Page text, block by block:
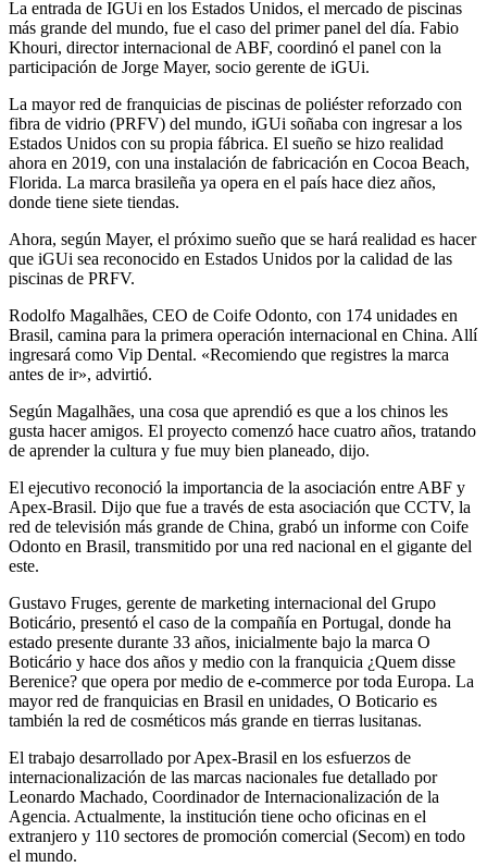
La entrada de IGUi en los Estados Unidos, el mercado de piscinas
más grande del mundo, fue el caso del primer panel del día. Fabio
Khouri, director internacional de ABF, coordinó el panel con la
participación de Jorge Mayer, socio gerente de iGUi.
La mayor red de franquicias de piscinas de poliéster reforzado con
fibra de vidrio (PRFV) del mundo, iGUi soñaba con ingresar a los
Estados Unidos con su propia fábrica. El sueño se hizo realidad
ahora en 2019, con una instalación de fabricación en Cocoa Beach,
Florida. La marca brasileña ya opera en el país hace diez años,
donde tiene siete tiendas.
Ahora, según Mayer, el próximo sueño que se hará realidad es hacer
que iGUi sea reconocido en Estados Unidos por la calidad de las
piscinas de PRFV.
Rodolfo Magalhães, CEO de Coife Odonto, con 174 unidades en
Brasil, camina para la primera operación internacional en China. Allí
ingresará como Vip Dental. «Recomiendo que registres la marca
antes de ir», advirtió.
Según Magalhães, una cosa que aprendió es que a los chinos les
gusta hacer amigos. El proyecto comenzó hace cuatro años, tratando
de aprender la cultura y fue muy bien planeado, dijo.
El ejecutivo reconoció la importancia de la asociación entre ABF y
Apex-Brasil. Dijo que fue a través de esta asociación que CCTV, la
red de televisión más grande de China, grabó un informe con Coife
Odonto en Brasil, transmitido por una red nacional en el gigante del
este.
Gustavo Fruges, gerente de marketing internacional del Grupo
Boticário, presentó el caso de la compañía en Portugal, donde ha
estado presente durante 33 años, inicialmente bajo la marca O
Boticário y hace dos años y medio con la franquicia ¿Quem disse
Berenice? que opera por medio de e-commerce por toda Europa. La
mayor red de franquicias en Brasil en unidades, O Boticario es
también la red de cosméticos más grande en tierras lusitanas.
El trabajo desarrollado por Apex-Brasil en los esfuerzos de
internacionalización de las marcas nacionales fue detallado por
Leonardo Machado, Coordinador de Internacionalización de la
Agencia. Actualmente, la institución tiene ocho oficinas en el
extranjero y 110 sectores de promoción comercial (Secom) en todo
el mundo.